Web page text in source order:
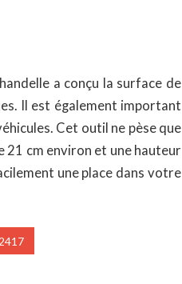
a conçu la surface de
Il est également important
Cet outil ne pèse que
21 cm environ et une hauteur
une place dans votre